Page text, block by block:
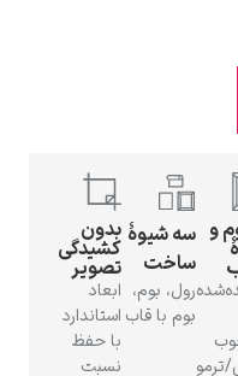
شیوهٔ
بوم،
بوم با قاب
بدون
کشیدگی
تصویر
ابعاد
استاندارد
با حفظ